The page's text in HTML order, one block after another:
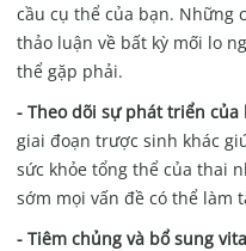
cầu cụ thể của bạn. Những
thảo luận về bất kỳ mối lo
thể gặp phải.
- Theo dõi sự phát triển của
giai đoạn trược sinh khác
sức khỏe tổng thể của thai
sớm mọi vấn đề có thể làm
- Tiêm chủng và bổ sung